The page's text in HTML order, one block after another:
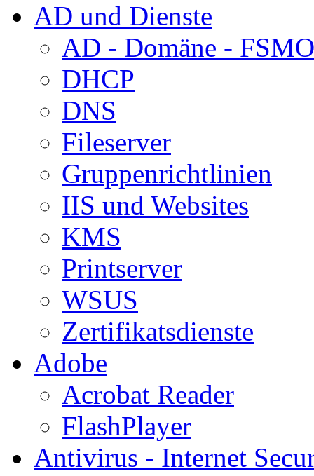
AD und Dienste
AD - Domäne - FSMO
DHCP
DNS
Fileserver
Gruppenrichtlinien
IIS und Websites
KMS
Printserver
WSUS
Zertifikatsdienste
Adobe
Acrobat Reader
FlashPlayer
Antivirus - Internet